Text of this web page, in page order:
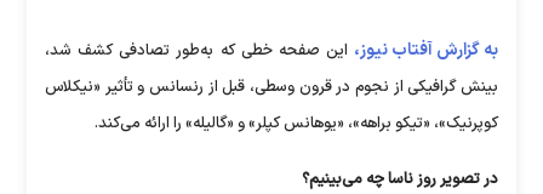
به گزارش آفتاب نیوز، این صفحه خطی که به‌طور تصادفی کشف شد،
بینش گرافیکی از نجوم در قرون وسطی، قبل از رنسانس و تأثیر «نیکلاس
کوپرنیک»، «تیکو براهه»، «یوهانس کپلر» و «گالیله» را ارائه می‌کند.
در تصویر روز ناسا چه می‌بینیم؟